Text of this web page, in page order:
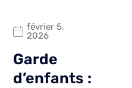
février 5,
2026
Garde
d’enfants :